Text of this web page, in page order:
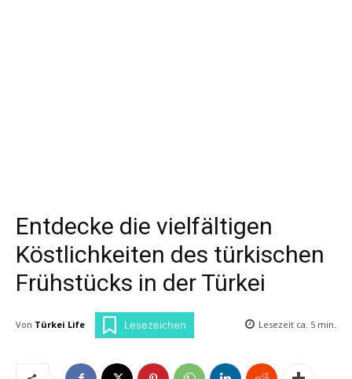
Entdecke die vielfältigen
Köstlichkeiten des türkischen
Frühstücks in der Türkei
Von Türkei Life Lesezeichen Lesezeit ca. 5 min.